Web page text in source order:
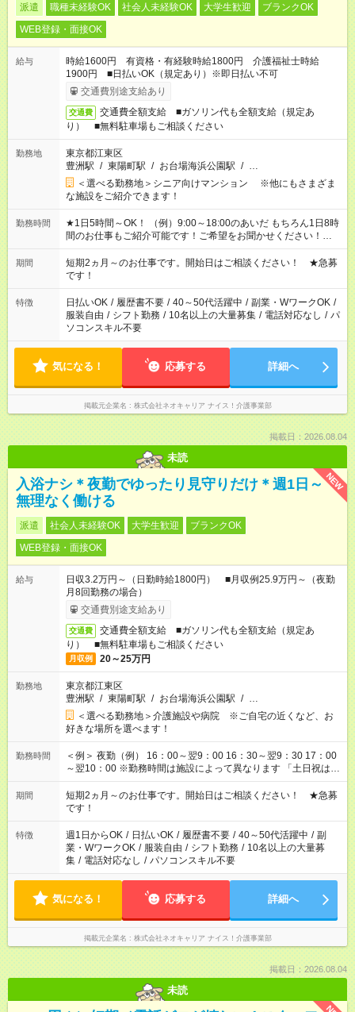
派遣 職種未経験OK 社会人未経験OK 大学生歓迎
ブランクOK
WEB登録・面接OK
給与
時給1600円 有資格・有経験時給1800円 介護福祉士時給
1900円 ■日払いOK（規定あり）※即日払い不可
交通費別途支給あり
交通費
交通費全額支給 ■ガソリン代も全額支給（規定あ
り） ■無料駐車場もご相談ください
勤務地
東京都江東区
豊洲駅 / 東陽町駅 / お台場海浜公園駅 / …
＜選べる勤務地＞シニア向けマンション ※他にもさまざま
な施設をご紹介できます！
勤務時間
★1日5時間～OK！ （例）9:00～18:00のあいだ もちろん1日8時
間のお仕事もご紹介可能です！ご希望をお聞かせください！★家
庭の都合でお休みが必要な場合も遠慮なくご相談ください。 ※
週最低15時間以上の勤務が必要です
期間
短期2ヵ月～のお仕事です。開始日はご相談ください！ ★急募
です！
特徴 日払いOK / 履歴書不要 / 40～50代活躍中 / 副業・WワークOK /
服装自由 / シフト勤務 / 10名以上の大量募集 / 電話対応なし / パ
ソコンスキル不要
気になる！ 応募する 詳細へ
掲載元企業名 株式会社ネオキャリア ナイス！介護事業部
掲載日：2026.08.04
未読
NEW
入浴ナシ＊夜勤でゆったり見守りだけ＊週1日～
無理なく働ける
派遣 社会人未経験OK 大学生歓迎
ブランクOK
WEB登録・面接OK
給与
日収3.2万円～（日勤時給1800円） ■月収例25.9万円～（夜勤
月8回勤務の場合）
交通費別途支給あり
交通費
交通費全額支給 ■ガソリン代も全額支給（規定あ
り） ■無料駐車場もご相談ください
月収例 20～25万円
勤務地
東京都江東区
豊洲駅 / 東陽町駅 / お台場海浜公園駅 / …
＜選べる勤務地＞介護施設や病院 ※ご自宅の近くなど、お
好きな場所を選べます！
勤務時間
＜例＞ 夜勤（例） 16：00～翌9：00 16：30～翌9：30 17：00
～翌10：00 ※勤務時間は施設によって異なります 「土日祝は休
みたい」 「しっかり稼ぎたい」 「もう少し遅い時間から始めた
い」など ご希望にあったお仕事をご案内いたします。 ※未経験
の方の場合は1～2ヶ月間は日中での仕事を経験いただき、 お
仕事に慣れてからの夜勤になります。 ★家庭の都合でお休みが
必要な場合も遠慮なくご相談ください。
期間
短期2ヵ月～のお仕事です。開始日はご相談ください！ ★急募
です！
特徴 週1日からOK / 日払いOK / 履歴書不要 / 40～50代活躍中 / 副
業・WワークOK / 服装自由 / シフト勤務 / 10名以上の大量募
集 / 電話対応なし / パソコンスキル不要
気になる！ 応募する 詳細へ
掲載元企業名 株式会社ネオキャリア ナイス！介護事業部
掲載日：2026.08.04
未読